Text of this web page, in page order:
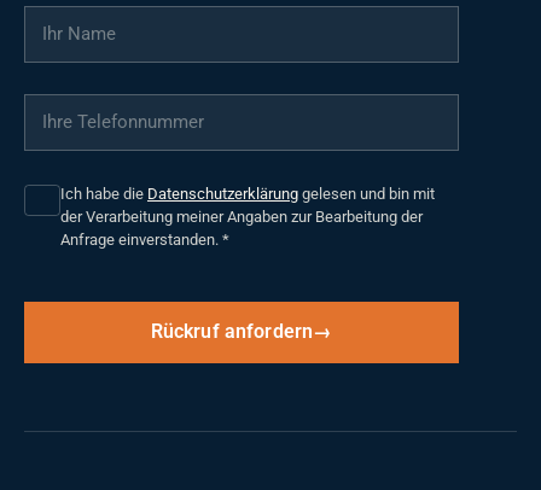
Ihr Name
Ihre Telefonnummer
Ich habe die Datenschutzerklärung gelesen und bin mit
der Verarbeitung meiner Angaben zur Bearbeitung der
Anfrage einverstanden. *
Rückruf anfordern